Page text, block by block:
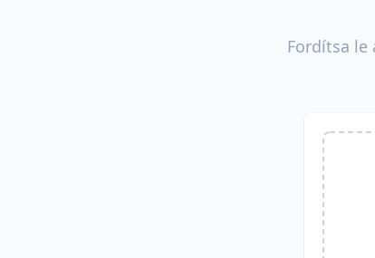
Fordítsa le